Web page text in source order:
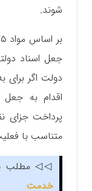
شوند.
جعل اسناد
دولت اگر برای
اقدام به جعل
متناسب با
◁◁ مطلب
خدمت